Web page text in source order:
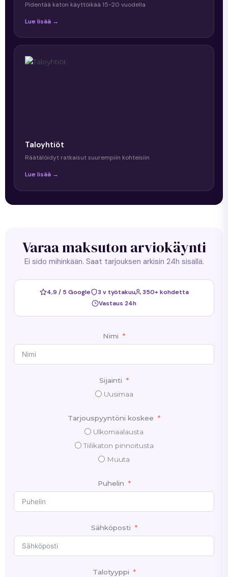
Pidentää katon käyttöikää 15-20 vuodella
Lue lisää →
Taloyhtiöt
Räätälöidyt ratkaisut suurempiin kohteisiin
Lue lisää →
Varaa maksuton arviokäynti
Ei sido mihinkään. Saat tarjouksen arkisin 24h sisällä.
4,9 / 5 Google 3 v työtakuu
350+ kohdetta
Vastaus 24h
Nimi
Sijainti
Uusimaa
Tarjouspyyntöni koskee
Ulkomaalausta
Tiilikaton pinnoitusta
Muuta
Puhelin
Sähköposti
Talotyyppi